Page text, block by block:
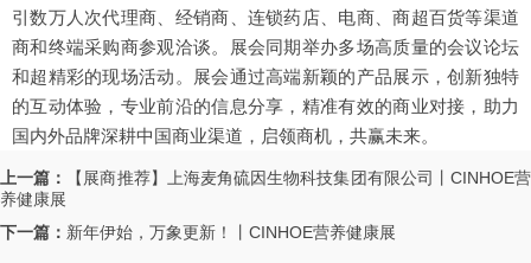
引数万人次代理商、经销商、连锁药店、电商、商超百货等渠道
商和终端采购商参观洽谈。展会同期举办多场高质量的会议论坛
和超精彩的现场活动。展会通过高端新颖的产品展示，创新独特
的互动体验，专业前沿的信息分享，精准有效的商业对接，助力
国内外品牌深耕中国商业渠道，启领商机，共赢未来。
上一篇：
【展商推荐】上海麦角硫因生物科技集团有限公司丨CINHOE营
养健康展
下一篇： 新年伊始，万象更新！丨CINHOE营养健康展